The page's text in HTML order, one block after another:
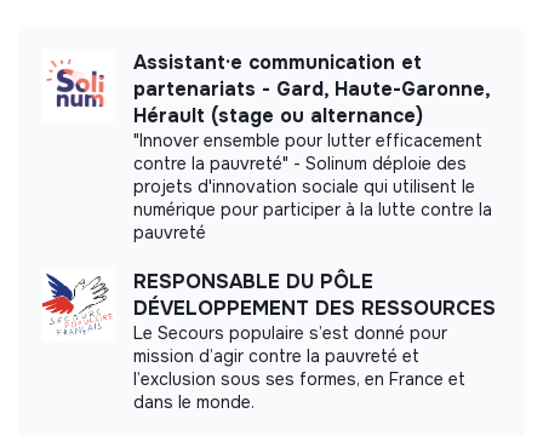
More information
Website
Company
Between 15 and 50
Responsible
consumption
Impact study
SPAS ORGANISATION did not yet communicate
its impact measurement.
Assistant·e communication et
partenariats - Gard, Haute-Garonne,
Hérault (stage ou alternance)
"Innover ensemble pour lutter efficacement
contre la pauvreté" - Solinum déploie des
projets d'innovation sociale qui utilisent le
numérique pour participer à la lutte contre la
pauvreté
RESPONSABLE DU PÔLE
DÉVELOPPEMENT DES RESSOURCES
Le Secours populaire s’est donné pour
mission d’agir contre la pauvreté et
l’exclusion sous ses formes, en France et
dans le monde.